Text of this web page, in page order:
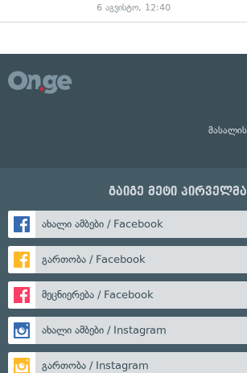
6 აგვისტო, 12:40
გაიგე მეტი
ახალი ამბები / Facebook
გართობა / Facebook
მეცნიერება / Facebook
ახალი ამბები / Instagram
გართობა / Instagram